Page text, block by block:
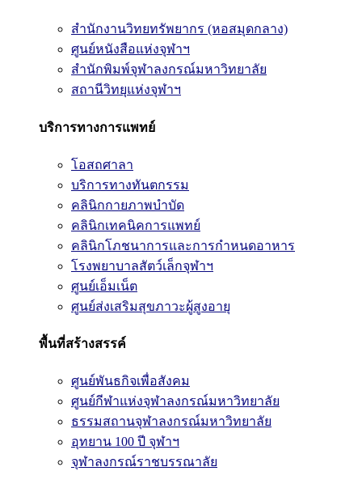
สำนักงานวิทยทรัพยากร (หอสมุดกลาง)
ศูนย์หนังสือแห่งจุฬาฯ
สำนักพิมพ์จุฬาลงกรณ์มหาวิทยาลัย
สถานีวิทยุแห่งจุฬาฯ
บริการทางการแพทย์
โอสถศาลา
บริการทางทันตกรรม
คลินิกกายภาพบำบัด
คลินิกเทคนิคการแพทย์
คลินิกโภชนาการและการกำหนดอาหาร
โรงพยาบาลสัตว์เล็กจุฬาฯ
ศูนย์เอ็มเน็ต
ศูนย์ส่งเสริมสุขภาวะผู้สูงอายุ
พื้นที่สร้างสรรค์
ศูนย์พันธกิจเพื่อสังคม
ศูนย์กีฬาแห่งจุฬาลงกรณ์มหาวิทยาลัย
ธรรมสถานจุฬาลงกรณ์มหาวิทยาลัย
อุทยาน 100 ปี จุฬาฯ
จุฬาลงกรณ์ราชบรรณาลัย